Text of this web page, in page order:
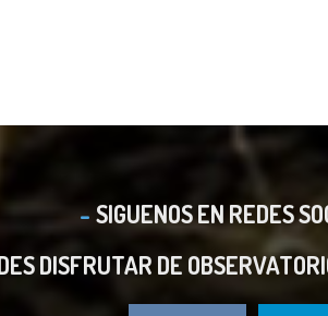
SIGUENOS EN REDES
DISFRUTAR DE